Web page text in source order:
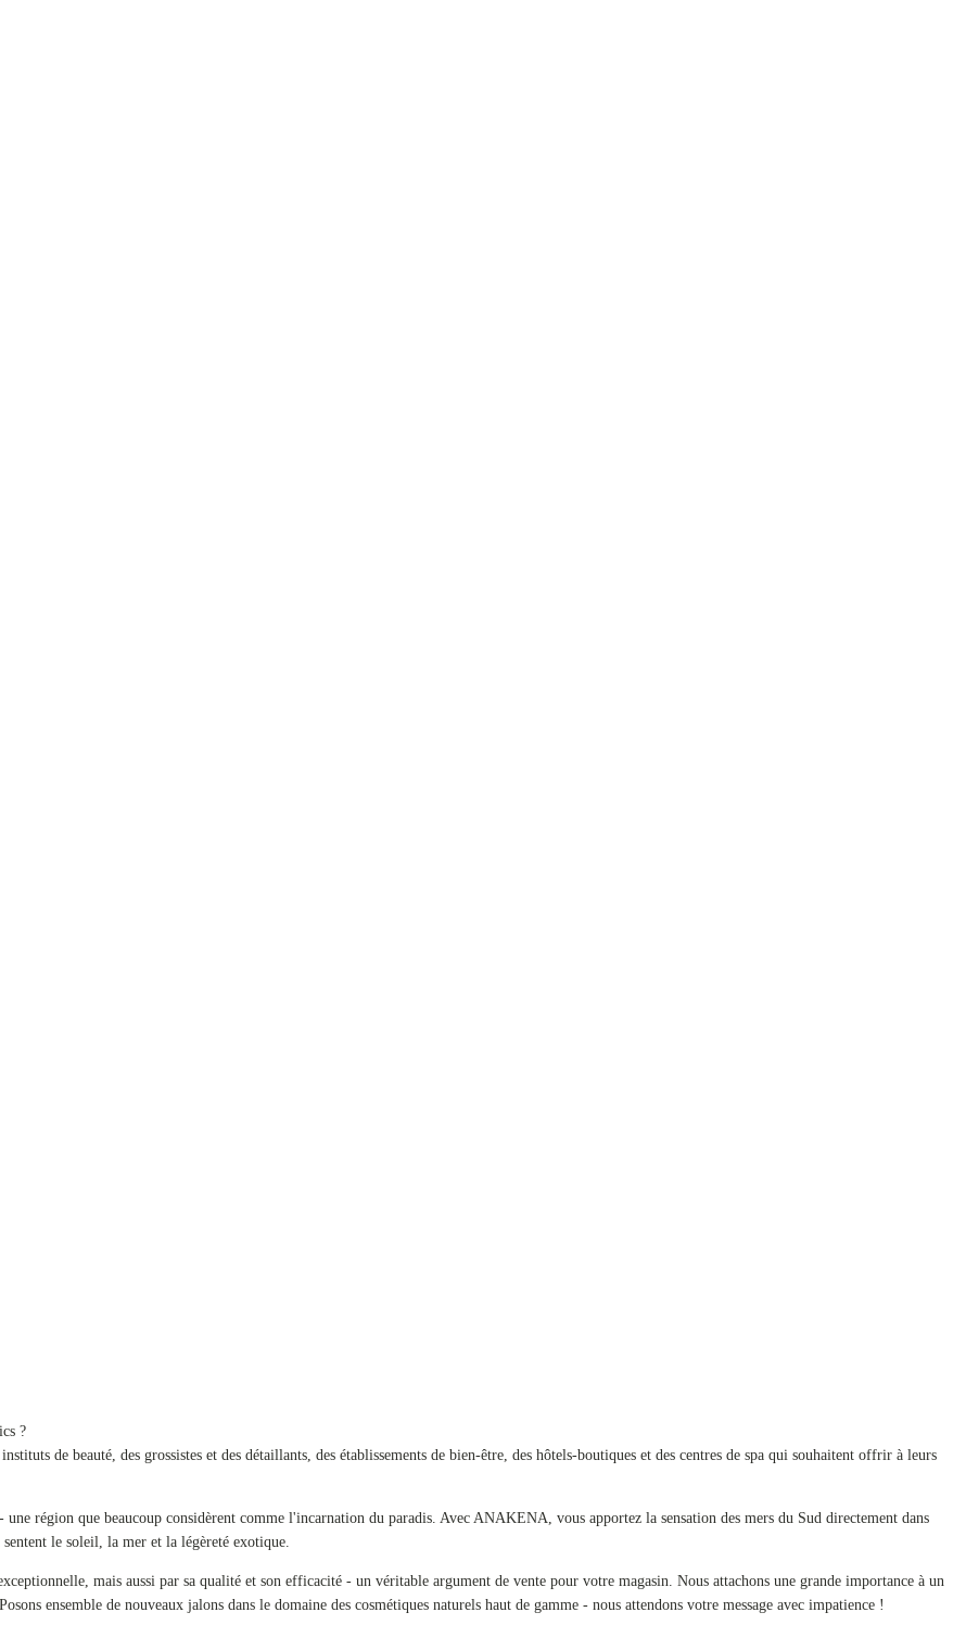
?
de beauté, des grossistes et des détaillants, des établissements de bien-être, des hôtels-boutiques et des centres de spa qui souhaitent offrir à leurs
région que beaucoup considèrent comme l'incarnation du paradis. Avec ANAKENA, vous apportez la sensation des mers du Sud directement dans
le soleil, la mer et la légèreté exotique.
mais aussi par sa qualité et son efficacité - un véritable argument de vente pour votre magasin. Nous attachons une grande importance à un
ensemble de nouveaux jalons dans le domaine des cosmétiques naturels haut de gamme - nous attendons votre message avec impatience !